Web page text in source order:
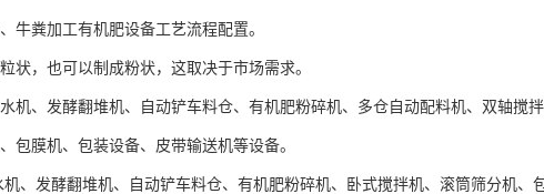
牛粪加工有机肥设备工艺流程配置。
状，也可以制成粉状，这取决于市场需求。
机、发酵翻堆机、自动铲车料仓、有机肥粉碎机、多仓自动配料机、双轴搅拌
包膜机、包装设备、皮带输送机等设备。
、发酵翻堆机、自动铲车料仓、有机肥粉碎机、卧式搅拌机、滚筒筛分机、